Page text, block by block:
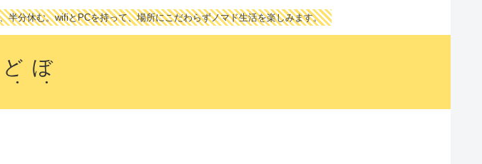
分休む。wifiとPCを持って、場所にこだわらずノマド生活を楽しみます。
ぼ